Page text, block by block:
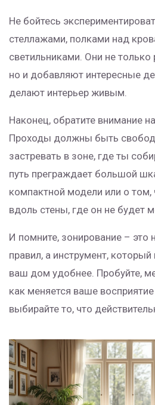
Не бойтесь
стеллажами, полками над
светильниками. Они не
но и добавляют интересные
делают интерьер живым.
Наконец, обратите внимание
Проходы должны быть
застревать в зоне, где ты
путь преграждает большой
компактной модели или о том,
вдоль стены, где он не будет
И помните, зонирование – это
правил, а инструмент,
ваш дом удобнее. Пробуйте,
как меняется ваше
выбирайте то, что